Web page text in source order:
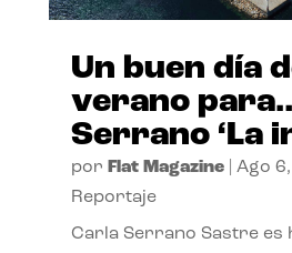
Un buen día
verano
Serrano ‘La
por Flat Magazine| Ago
Reportaje
Carla Serrano Sastre es